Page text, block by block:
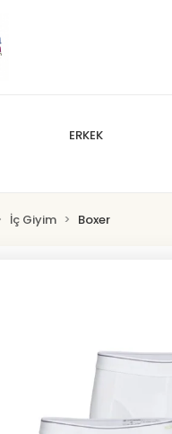
ERKEK
İç Giyim Boxer